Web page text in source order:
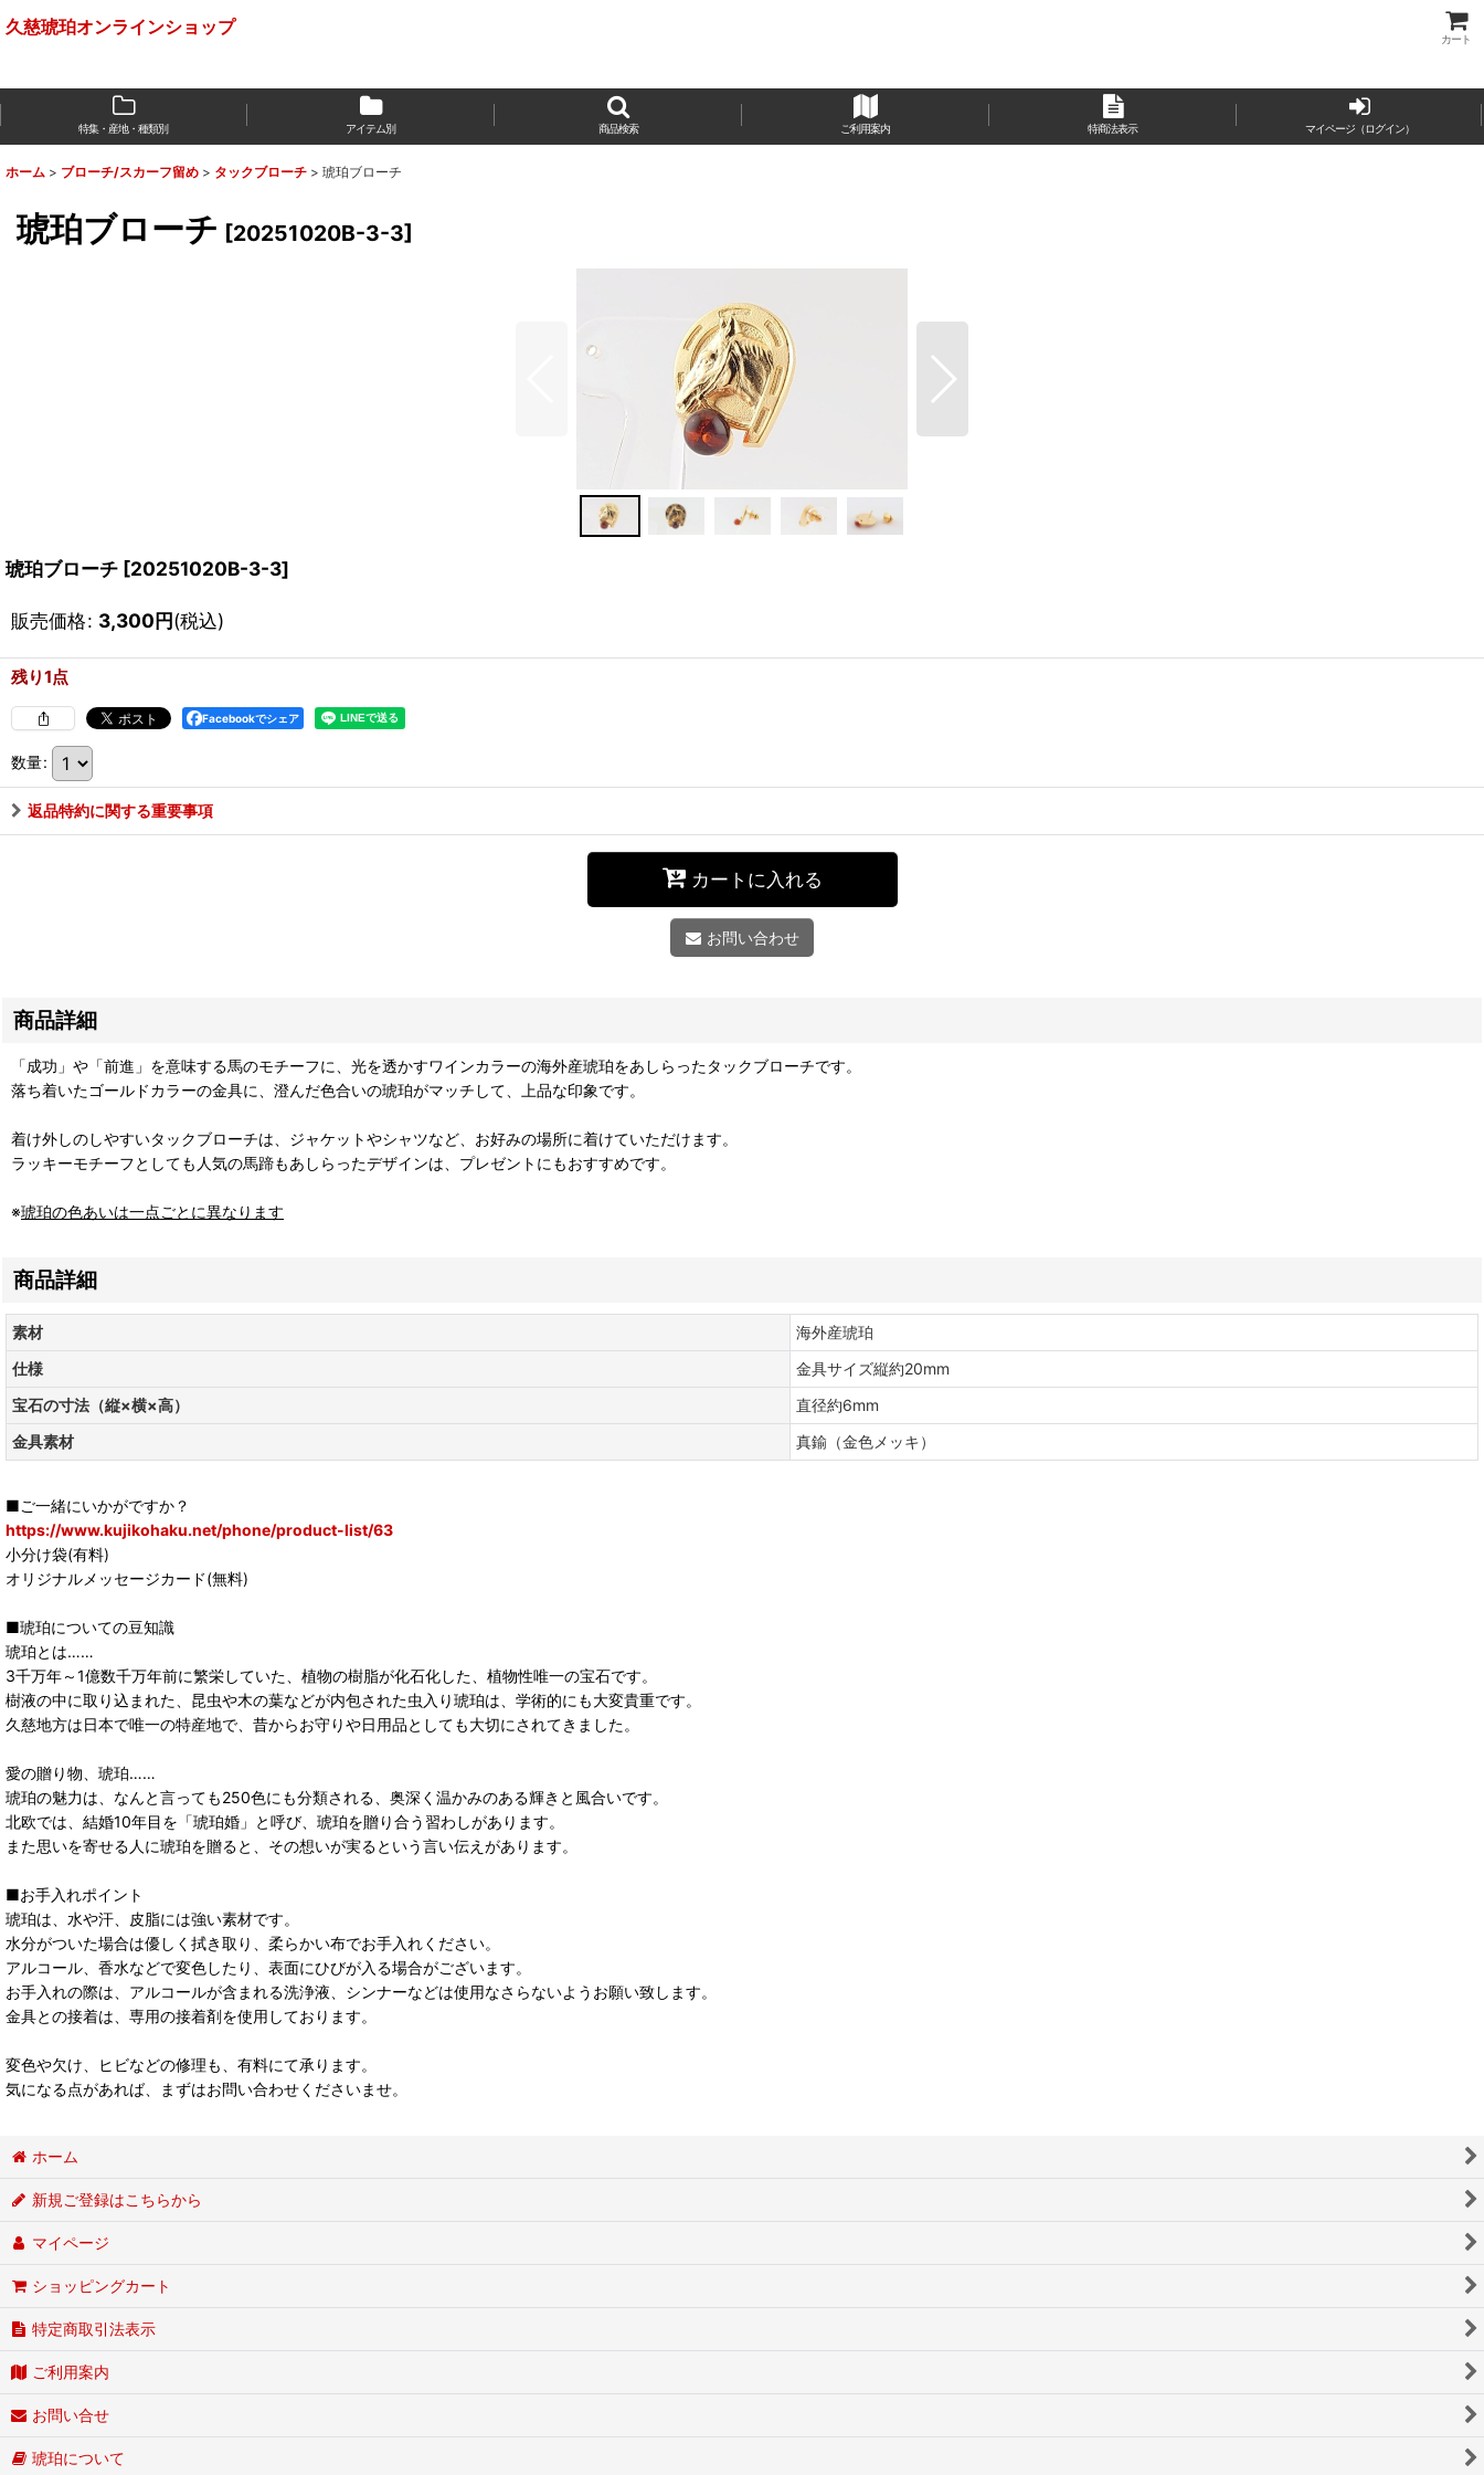
久慈琥珀オンラインショップ
カート
特集・産地・種類別 アイテム別 商品検索 ご利用案内 特商法表示 マイページ（ログイン）
ホーム > ブローチ/スカーフ留め > タックブローチ > 琥珀ブローチ
琥珀ブローチ [20251020B-3-3]
琥珀ブローチ [20251020B-3-3]
販売価格: 3,300円(税込)
残り1点
Facebookでシェア
数量:
返品特約に関する重要事項
カートに入れる
お問い合わせ
商品詳細
「成功」や「前進」を意味する馬のモチーフに、光を透かすワインカラーの海外産琥珀をあしらったタックブローチです。
落ち着いたゴールドカラーの金具に、澄んだ色合いの琥珀がマッチして、上品な印象です。
着け外しのしやすいタックブローチは、ジャケットやシャツなど、お好みの場所に着けていただけます。
ラッキーモチーフとしても人気の馬蹄もあしらったデザインは、プレゼントにもおすすめです。
※琥珀の色あいは一点ごとに異なります
商品詳細
素材
海外産琥珀
仕様
金具サイズ縦約20mm
宝石の寸法（縦×横×高）
直径約6mm
金具素材
真鍮（金色メッキ）
■ご一緒にいかがですか？
https://www.kujikohaku.net/phone/product-list/63
小分け袋(有料)
オリジナルメッセージカード(無料)
■琥珀についての豆知識
琥珀とは……
3千万年～1億数千万年前に繁栄していた、植物の樹脂が化石化した、植物性唯一の宝石です。
樹液の中に取り込まれた、昆虫や木の葉などが内包された虫入り琥珀は、学術的にも大変貴重です。
久慈地方は日本で唯一の特産地で、昔からお守りや日用品としても大切にされてきました。
愛の贈り物、琥珀……
琥珀の魅力は、なんと言っても250色にも分類される、奥深く温かみのある輝きと風合いです。
北欧では、結婚10年目を「琥珀婚」と呼び、琥珀を贈り合う習わしがあります。
また思いを寄せる人に琥珀を贈ると、その想いが実るという言い伝えがあります。
■お手入れポイント
琥珀は、水や汗、皮脂には強い素材です。
水分がついた場合は優しく拭き取り、柔らかい布でお手入れください。
アルコール、香水などで変色したり、表面にひびが入る場合がございます。
お手入れの際は、アルコールが含まれる洗浄液、シンナーなどは使用なさらないようお願い致します。
金具との接着は、専用の接着剤を使用しております。
変色や欠け、ヒビなどの修理も、有料にて承ります。
気になる点があれば、まずはお問い合わせくださいませ。
ホーム
新規ご登録はこちらから
マイページ
ショッピングカート
特定商取引法表示
ご利用案内
お問い合せ
琥珀について